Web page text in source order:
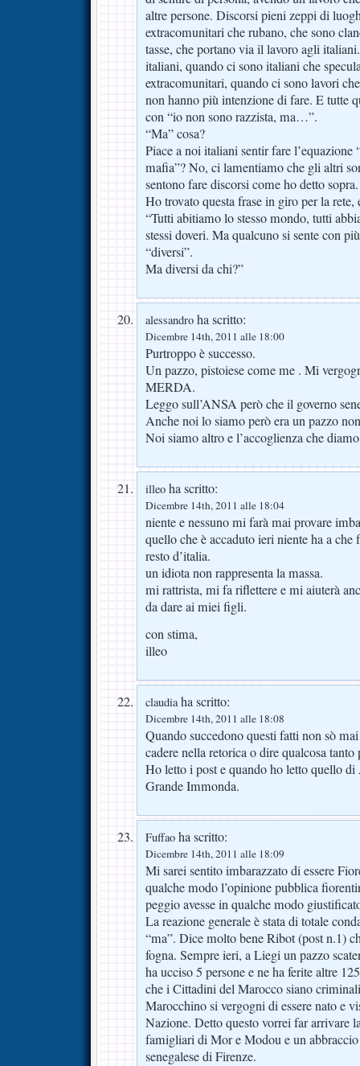
altre persone. Discorsi pieni zeppi di
extracomunitari che rubano, che sono
tasse, che portano via il lavoro agli
italiani, quando ci sono italiani che
extracomunitari, quando ci sono lavori
non hanno più intenzione di fare. E tutte
con “io non sono razzista, ma…”.
“Ma” cosa?
Piace a noi italiani sentir fare
mafia”? No, ci lamentiamo che gli altri
sentono fare discorsi come ho detto sopra.
Ho trovato questa frase in giro per la rete,
“Tutti abitiamo lo stesso mondo, tutti
stessi doveri. Ma qualcuno si sente con
“diversi”.
Ma diversi da chi?”
alessandro ha scritto:
Dicembre 14th, 2011 alle 18:00
Purtroppo è successo.
Un pazzo, pistoiese come me . Mi
MERDA.
Leggo sull’ANSA però che il governo
Anche noi lo siamo però era un pazzo
Noi siamo altro e l’accoglienza che
illeo ha scritto:
Dicembre 14th, 2011 alle 18:04
niente e nessuno mi farà mai provare
quello che è accaduto ieri niente ha a
resto d’italia.
un idiota non rappresenta la massa.
mi rattrista, mi fa riflettere e mi aiuterà
da dare ai miei figli.
con stima,
illeo
claudiaha scritto:
Dicembre 14th, 2011 alle 18:08
Quando succedono questi fatti non sò
cadere nella retorica o dire qualcosa
Ho letto i post e quando ho letto quello
Grande Immonda.
Fuffao ha scritto:
Dicembre 14th, 2011 alle 18:09
Mi sarei sentito imbarazzato di essere
qualche modo l’opinione pubblica
peggio avesse in qualche modo
La reazione generale è stata di totale
“ma”. Dice molto bene Ribot (post n.1)
fogna. Sempre ieri, a Liegi un pazzo
ha ucciso 5 persone e ne ha ferite altre
che i Cittadini del Marocco siano
Marocchino si vergogni di essere nato e
Nazione. Detto questo vorrei far arrivare
famigliari di Mor e Modou e un
senegalese di Firenze.